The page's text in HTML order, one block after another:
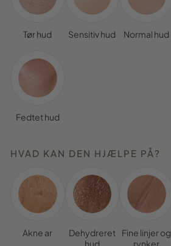
Tør hud Sensitiv hud Normal hud
Fedtet hud
HVAD KAN DEN HJÆLPE PÅ?
Akne ar
Dehydreret
hud
Fine linjer og
rynker